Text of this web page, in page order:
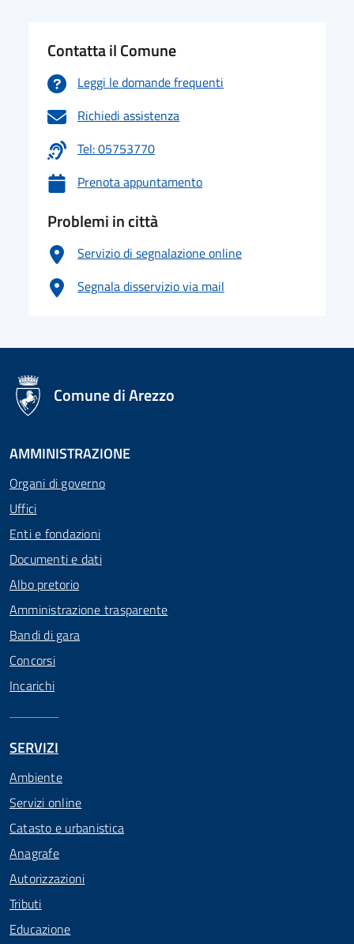
Contatta il Comune
Leggi le domande frequenti
Richiedi assistenza
Tel: 05753770
Prenota appuntamento
Problemi in città
Servizio di segnalazione online
Segnala disservizio via mail
logo Unione Europea
Comune di Arezzo
AMMINISTRAZIONE
Organi di governo
Uffici
Enti e fondazioni
Documenti e dati
Albo pretorio
Amministrazione trasparente
Bandi di gara
Concorsi
Incarichi
SERVIZI
Ambiente
Servizi online
Catasto e urbanistica
Anagrafe
Autorizzazioni
Tributi
Educazione